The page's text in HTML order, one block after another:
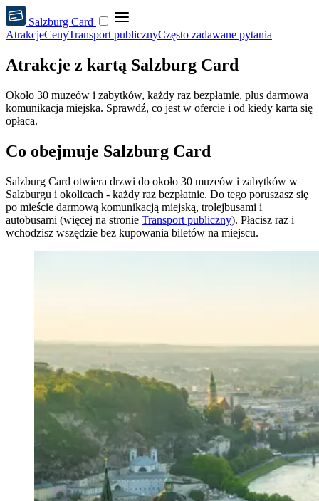
Salzburg Card
AtrakcjeCenyTransport publicznyCzęsto zadawane pytania
Atrakcje z kartą Salzburg Card
Około 30 muzeów i zabytków, każdy raz bezpłatnie, plus darmowa
komunikacja miejska. Sprawdź, co jest w ofercie i od kiedy karta się
opłaca.
Co obejmuje Salzburg Card
Salzburg Card otwiera drzwi do około 30 muzeów i zabytków w
Salzburgu i okolicach - każdy raz bezpłatnie. Do tego poruszasz się
po mieście darmową komunikacją miejską, trolejbusami i
autobusami (więcej na stronie Transport publiczny). Płacisz raz i
wchodzisz wszędzie bez kupowania biletów na miejscu.